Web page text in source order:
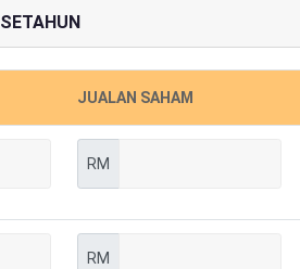
JUALAN SAHAM
RM
RM